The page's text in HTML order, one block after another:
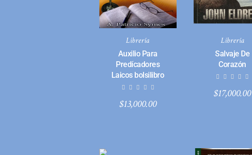
Librería
Auxilio Para
Predícadores
Laicos bolsilibro
$13,000.00
Librería
Salvaje De
Corazón
$17,000.00